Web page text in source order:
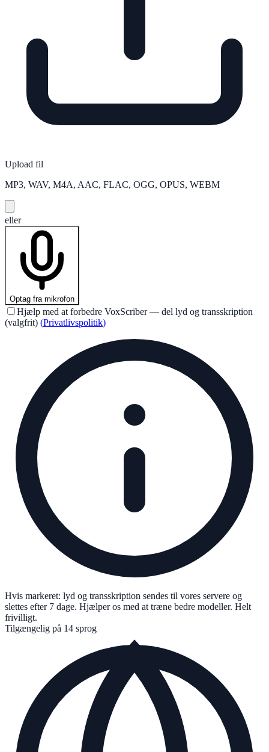
Upload fil
MP3, WAV, M4A, AAC, FLAC, OGG, OPUS, WEBM
eller
Optag fra mikrofon
Hjælp med at forbedre VoxScriber — del lyd og transskription
(valgfrit) (Privatlivspolitik)
Hvis markeret: lyd og transskription sendes til vores servere og
slettes efter 7 dage. Hjælper os med at træne bedre modeller. Helt
frivilligt.
Tilgængelig på 14 sprog